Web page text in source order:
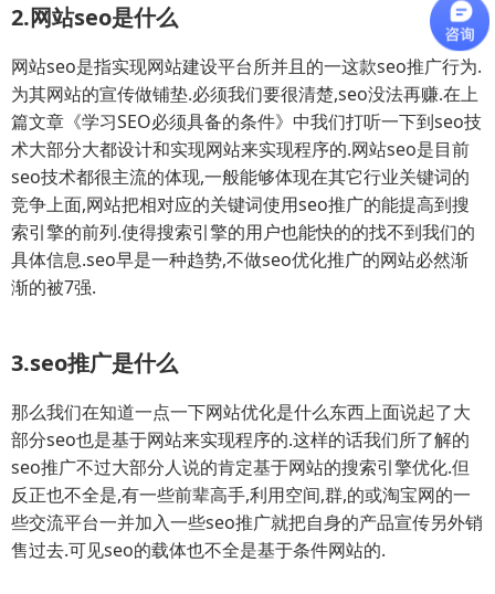
2.网站seo是什么
网站seo是指实现网站建设平台所并且的一这款seo推广行为.
为其网站的宣传做铺垫.必须我们要很清楚,seo没法再赚.在上
篇文章《学习SEO必须具备的条件》中我们打听一下到seo技
术大部分大都设计和实现网站来实现程序的.网站seo是目前
seo技术都很主流的体现,一般能够体现在其它行业关键词的
竞争上面,网站把相对应的关键词使用seo推广的能提高到搜
索引擎的前列.使得搜索引擎的用户也能快的的找不到我们的
具体信息.seo早是一种趋势,不做seo优化推广的网站必然渐
渐的被7强.
3.seo推广是什么
那么我们在知道一点一下网站优化是什么东西上面说起了大
部分seo也是基于网站来实现程序的.这样的话我们所了解的
seo推广不过大部分人说的肯定基于网站的搜索引擎优化.但
反正也不全是,有一些前辈高手,利用空间,群,的或淘宝网的一
些交流平台一并加入一些seo推广就把自身的产品宣传另外销
售过去.可见seo的载体也不全是基于条件网站的.